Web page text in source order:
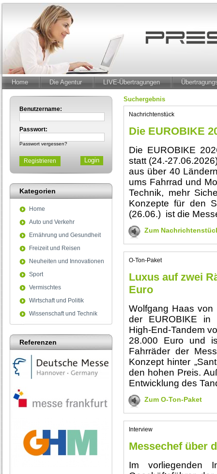
Home Die Agentur LIVE-Übertragungen
Benutzername:
Passwort:
Passwort vergessen?
Registrieren
Kategorien
Home
Auto und Verkehr
Ernährung und Gesundheit
Freizeit und Reisen
Neuheiten und Innovationen
Sport
Vermischtes
Wirtschaft und Politik
Wissenschaft und Technik
Referenzen
Suchergebnis
Nachrichtenstück
Die EUROBIKE
Die EUROBIKE
statt (24.-
aus über 40
ums Fahrrad und
Technik, mehr
Konzepte für den
(26.06.) ist die
Zum
O-Ton-Paket
Luxus auf zwei
Euro
Wolfgang Haas von
der EUROBIKE in
High-End-Tandem
28.000 Euro und
Fahrräder der
Konzept hinter
den hohen Preis.
Entwicklung des
Zum O-Ton-Paket
Interview
Messechef über
Im vorliegenden